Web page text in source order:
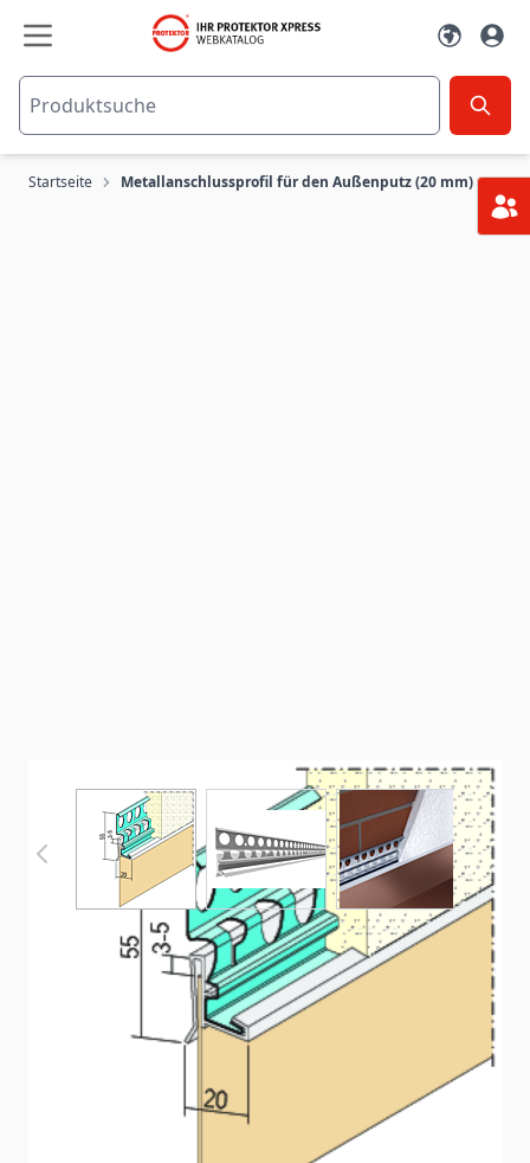
Zum Inhalt springen
Startseite Metallanschlussprofil für den Außenputz (20 mm)
View larger imageView larger imageView larger
Metallanschlussprofil für den
Außenputz (20 mm)
Metallanschlussprofil aus verzinktem Stahl mit PVC-
Überzug für den Außenputz ab 20 mm.